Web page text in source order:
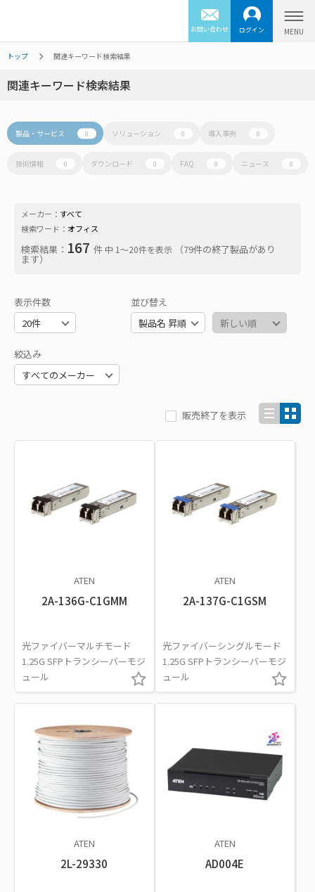
お問い合わせ ログイン
トップ 関連キーワード検索結果
関連キーワード検索結果
製品・サービス 0 ソリューション 0 導入事例 0
技術情報 0 ダウンロード 0 FAQ 0 ニュース 0
メーカー： すべて
検索ワード： オフィス
検索結果： 167 件 中 1〜20件を表示 （79件の終了製品があり
ます）
表示件数 並び替え
絞込み
販売終了を表示
ATEN
2A-136G-C1GMM
光ファイバーマルチモード
1.25G SFPトランシーバーモジ
ュール
ATEN
2A-137G-C1GSM
光ファイバーシングルモード
1.25G SFPトランシーバーモジ
ュール
ATEN
2L-29330
ATEN
AD004E